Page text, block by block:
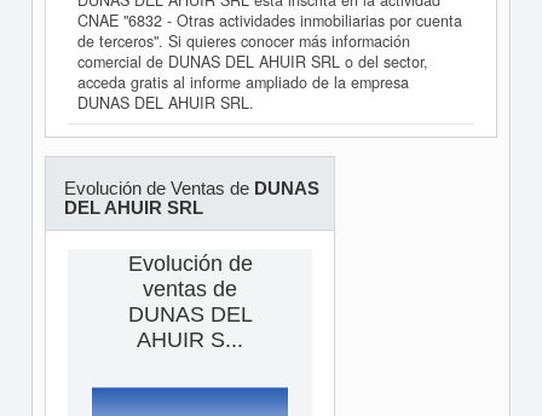
CNAE "6832 - Otras actividades inmobiliarias por cuenta
de terceros". Si quieres conocer más información
comercial de DUNAS DEL AHUIR SRL o del sector,
acceda gratis al informe ampliado de la empresa
DUNAS DEL AHUIR SRL.
Evolución de Ventas de DUNAS
DEL AHUIR SRL
Evolución de
ventas de
DUNAS DEL
AHUIR S...